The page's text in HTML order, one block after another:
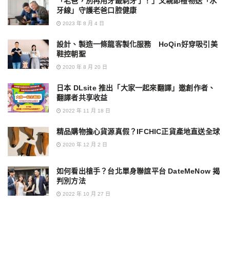
牙線」守護老爸口腔健康
2023 年 8 月 4 日
設計、製造一條龍客製化服務 HoQin好穿吸引美
鞋控朝聖
2020 年 8 月 20 日
日本 DLsite 推出「大家一起來翻譯」邀創作者、
翻譯者共享收益
2022 年 11 月 18 日
精品購物擔心貨源真假？IFCHIC正貨產地直送全球
2020 年 12 月 2 日
如何看出槍手？台北單身聯誼平台 DateMeNow 揭
判別方法
2022 年 10 月 27 日